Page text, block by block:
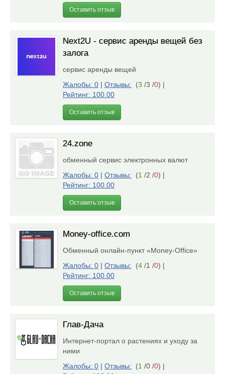
Оставить отзыв
Next2U - сервис аренды вещей без
залога
сервис аренды вещей
Жалобы: 0 | Отзывы: (3 /3 /0) |
Рейтинг: 100.00
Оставить отзыв
24.zone
обменный сервис электронных валют
Жалобы: 0 | Отзывы: (1 /2 /0) |
Рейтинг: 100.00
Оставить отзыв
Money-office.com
Обменный онлайн-пункт «Money-Office»
Жалобы: 0 | Отзывы: (4 /1 /0) |
Рейтинг: 100.00
Оставить отзыв
Глав-Дача
Интернет-портал о растениях и уходу за
ними
Жалобы: 0 | Отзывы: (1 /0 /0) |